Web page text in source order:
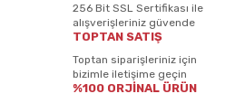
256 Bit SSL Sertifikası ile
alışverişleriniz güvende
TOPTAN SATIŞ
Toptan siparişleriniz için
bizimle iletişime geçin
%100 ORJİNAL ÜRÜN